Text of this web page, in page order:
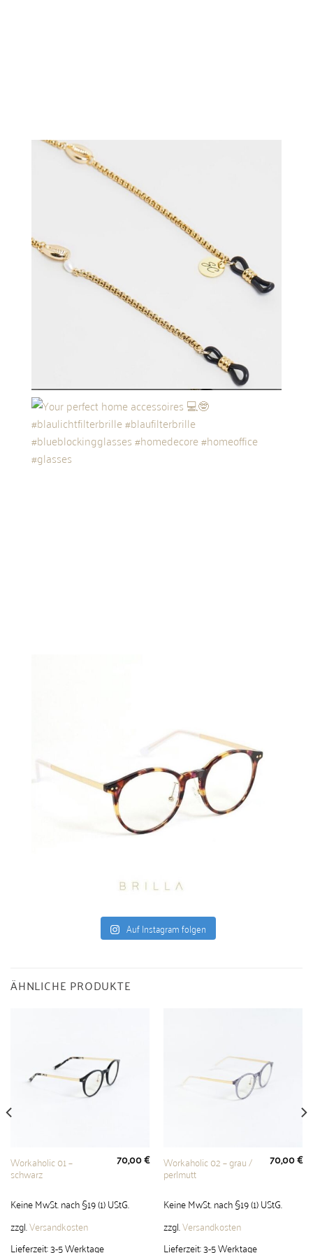
Auf Instagram folgen
ÄHNLICHE PRODUKTE
Workaholic 01 –
schwarz
70,00€
Keine MwSt. nach §19 (1) UStG.
zzgl.Versandkosten
Lieferzeit:3-5 Werktage
Workaholic 02 – grau /
perlmutt
70,00€
Keine MwSt. nach §19 (1) UStG.
zzgl.Versandkosten
Lieferzeit:3-5 Werktage